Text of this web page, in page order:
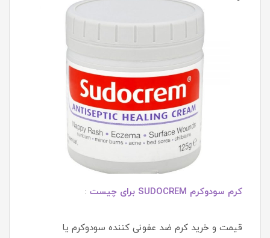
کرم سودوکرم SUDOCREM برای چیست :
قیمت و خرید کرم ضد عفونی کننده سودوکرم یا